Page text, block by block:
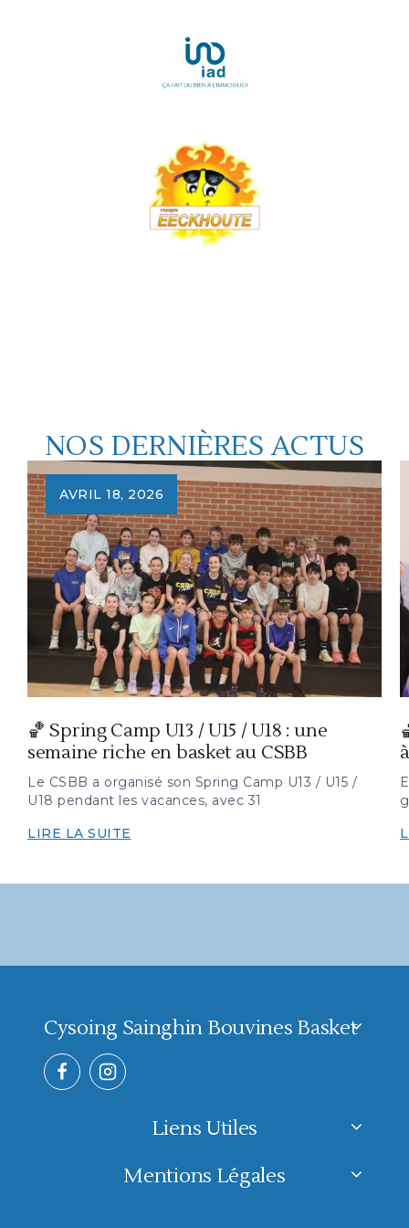
NOS DERNIÈRES ACTUS
AVRIL 18, 2026
🏀 Spring Camp U13 / U15 / U18 : une
semaine riche en basket au CSBB
Le CSBB a organisé son Spring Camp U13 / U15 /
U18 pendant les vacances, avec 31
LIRE LA SUITE
Cysoing Sainghin Bouvines Basket
Liens Utiles
Mentions Légales